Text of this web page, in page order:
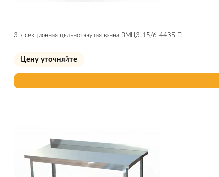
3-х секционная цельнотянутая ванна ВМЦ3-15/6-443Б-П
Цену уточняйте